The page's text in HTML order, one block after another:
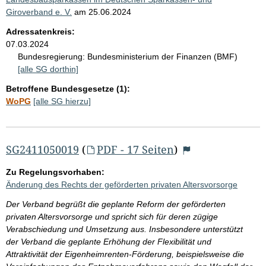
Giroverband e. V. am 25.06.2024
Adressatenkreis:
07.03.2024
Bundesregierung: Bundesministerium der Finanzen (BMF)
[alle SG dorthin]
Betroffene Bundesgesetze (1):
WoPG [alle SG hierzu]
SG2411050019 ( PDF - 17 Seiten)
Zu Regelungsvorhaben:
Änderung des Rechts der geförderten privaten Altersvorsorge
Der Verband begrüßt die geplante Reform der geförderten
privaten Altersvorsorge und spricht sich für deren zügige
Verabschiedung und Umsetzung aus. Insbesondere unterstützt
der Verband die geplante Erhöhung der Flexibilität und
Attraktivität der Eigenheimrenten-Förderung, beispielsweise die